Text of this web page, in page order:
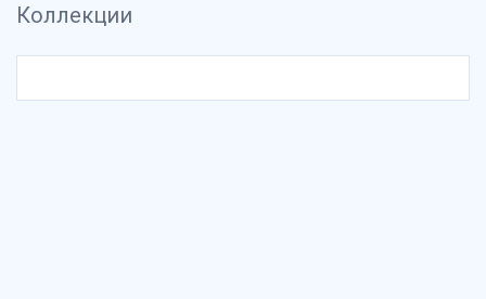
Коллекции